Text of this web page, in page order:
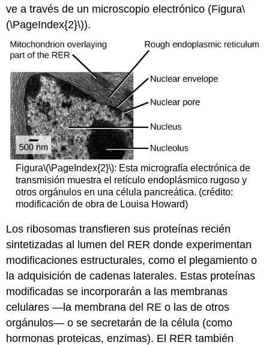
ve a través de un microscopio electrónico (Figura\
(\PageIndex{2}\)).
Figura\(\PageIndex{2}\): Esta micrografía electrónica de
transmisión muestra el retículo endoplásmico rugoso y
otros orgánulos en una célula pancreática. (crédito:
modificación de obra de Louisa Howard)
Los ribosomas transfieren sus proteínas recién
sintetizadas al lumen del RER donde experimentan
modificaciones estructurales, como el plegamiento o
la adquisición de cadenas laterales. Estas proteínas
modificadas se incorporarán a las membranas
celulares —la membrana del RE o las de otros
orgánulos— o se secretarán de la célula (como
hormonas proteicas, enzimas). El RER también